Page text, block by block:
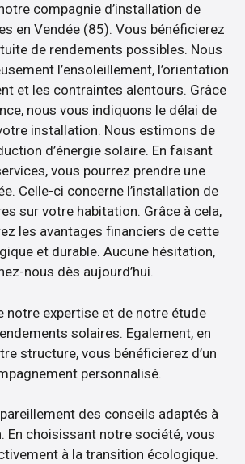
compagnie d’installation de
en Vendée (85). Vous bénéficierez
de rendements possibles. Nous
l’ensoleillement, l’orientation
et les contraintes alentours. Grâce
nous vous indiquons le délai de
installation. Nous estimons de
d’énergie solaire. En faisant
vous pourrez prendre une
Celle-ci concerne l’installation de
sur votre habitation. Grâce à cela,
les avantages financiers de cette
et durable. Aucune hésitation,
nous dès aujourd’hui.
notre expertise et de notre étude
solaires. Egalement, en
structure, vous bénéficierez d’un
personnalisé.
des conseils adaptés à
En choisissant notre société, vous
à la transition écologique.